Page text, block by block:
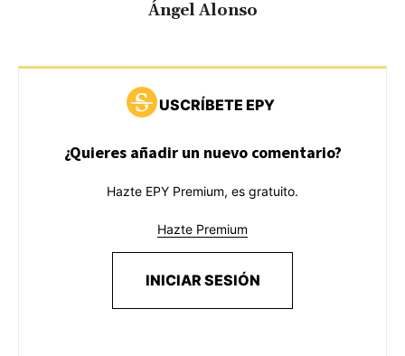
Ángel Alonso
USCRÍBETE EPY
¿Quieres añadir un nuevo comentario?
Hazte EPY Premium, es gratuito.
Hazte Premium
INICIAR SESIÓN